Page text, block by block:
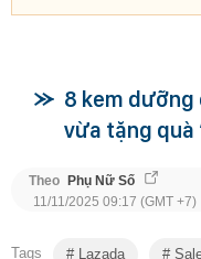
8 kem dưỡng
vừa tặng quà
Theo Phụ Nữ Số
11/11/2025 09:17 (GMT +7)
Tags Lazada